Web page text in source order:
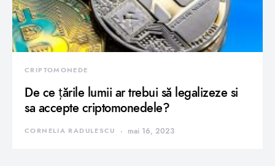
CRIPTOMONEDE
De ce țările lumii ar trebui să legalizeze si
sa accepte criptomonedele?
CORNELIA RADULESCU mai 16, 2023